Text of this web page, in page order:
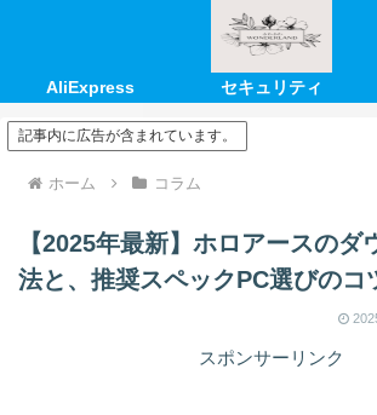
AliExpress セキュリティ
記事内に広告が含まれています。
ホーム コラム
【2025年最新】ホロアースのダ
法と、推奨スペックPC選びのコ
スポンサーリンク